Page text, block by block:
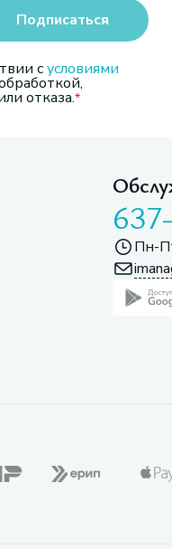
сусловиями
отказа.
Подписаться
Пн-